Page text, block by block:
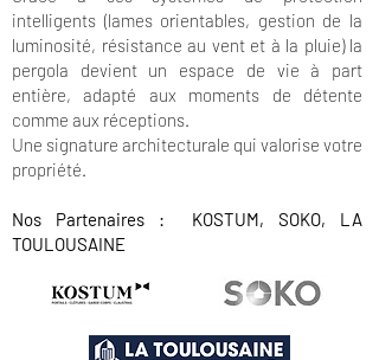
intelligents (lames orientables, gestion de la
luminosité, résistance au vent et à la pluie) la
pergola devient un espace de vie à part
entière, adapté aux moments de détente
comme aux réceptions.
Une signature architecturale qui valorise votre
propriété.
Nos Partenaires : KOSTUM, SOKO, LA
TOULOUSAINE